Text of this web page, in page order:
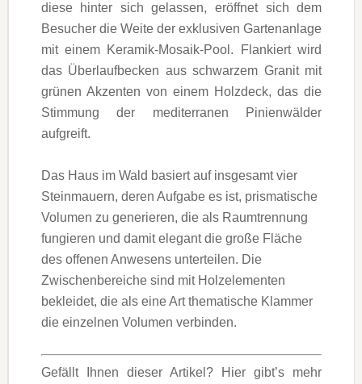
diese hinter sich gelassen, eröffnet sich dem
Besucher die Weite der exklusiven Gartenanlage
mit einem Keramik-Mosaik-Pool. Flankiert wird
das Überlaufbecken aus schwarzem Granit mit
grünen Akzenten von einem Holzdeck, das die
Stimmung der mediterranen Pinienwälder
aufgreift.
Das Haus im Wald basiert auf insgesamt vier
Steinmauern, deren Aufgabe es ist, prismatische
Volumen zu generieren, die als Raumtrennung
fungieren und damit elegant die große Fläche
des offenen Anwesens unterteilen. Die
Zwischenbereiche sind mit Holzelementen
bekleidet, die als eine Art thematische Klammer
die einzelnen Volumen verbinden.
Gefällt Ihnen dieser Artikel? Hier gibt’s mehr